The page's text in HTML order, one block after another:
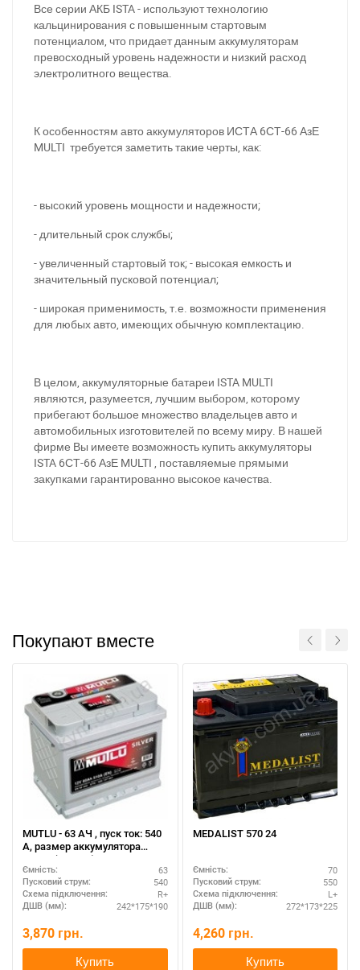
Все серии АКБ ISTA - используют технологию
кальцинирования с повышенным стартовым
потенциалом, что придает данным аккумуляторам
превосходный уровень надежности и низкий расход
электролитного вещества.
К особенностям авто аккумуляторов ИСТА 6СТ-66 АзЕ
MULTI требуется заметить такие черты, как:
- высокий уровень мощности и надежности;
- длительный срок службы;
- увеличенный стартовый ток; - высокая емкость и
значительный пусковой потенциал;
- широкая применимость, т.е. возможности применения
для любых авто, имеющих обычную комплектацию.
В целом, аккумуляторные батареи ISTA MULTI
являются, разумеется, лучшим выбором, которому
прибегают большое множество владельцев авто и
автомобильных изготовителей по всему миру. В нашей
фирме Вы имеете возможность купить аккумуляторы
ISTA 6СТ-66 АзЕ MULTI , поставляемые прямыми
закупками гарантированно высокое качества.
Покупают вместе
MUTLU - 63 АЧ , пуск ток: 540
А, размер аккумулятора
Мутлу (Турция): 242 Х 175 Х
190 мм.
Ємність: 63
Пусковий струм: 540
Схема підключення: R+
ДШВ (мм): 242*175*190
3,870 грн.
Купить
MEDALIST 570 24
Ємність: 70
Пусковий струм: 550
Схема підключення: L+
ДШВ (мм): 272*173*225
4,260 грн.
Купить
За відсутності звязку - дзвоніть, пишіть у Viber / Telegram
(093) 600-51-11